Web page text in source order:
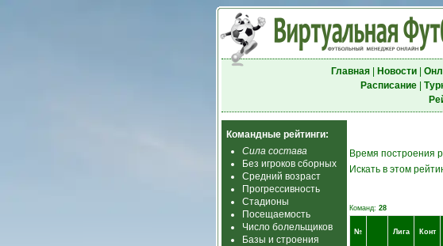
Главная| Новости|
Расписание|
Командные рейтинги:
Сила состава
Без игроков сборных
Средний возраст
Прогрессивность
Стадионы
Посещаемость
Число болельщиков
Базы и строения
Время построения
Искать в этом
Команд: 28
№ Лига Конт